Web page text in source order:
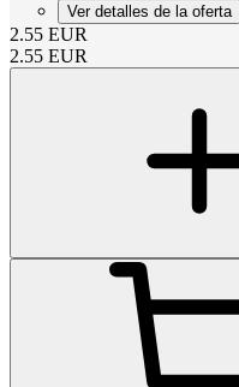
Ver detalles de la oferta
2.55 EUR
2.55 EUR